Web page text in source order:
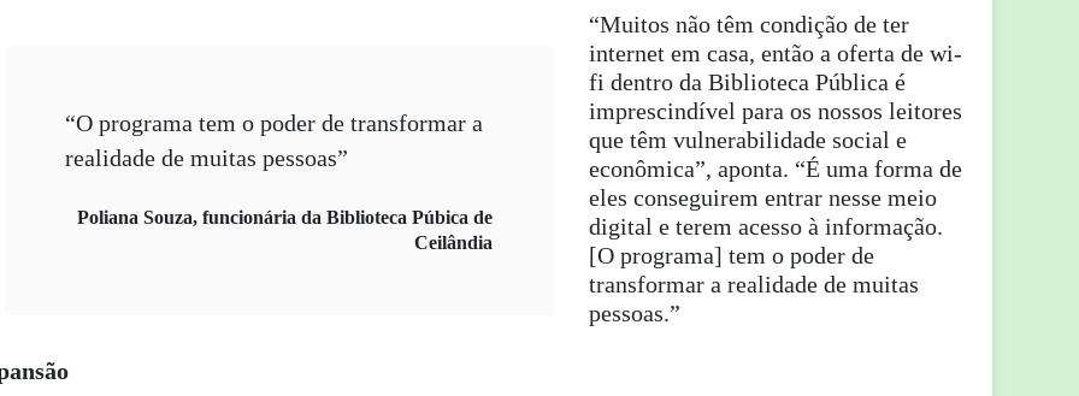
“O programa tem o poder de transformar a
realidade de muitas pessoas”
Poliana Souza, funcionária da Biblioteca Púbica de
Ceilândia
“Muitos não têm condição de ter
internet em casa, então a oferta de wi-
fi dentro da Biblioteca Pública é
imprescindível para os nossos leitores
que têm vulnerabilidade social e
econômica”, aponta. “É uma forma de
eles conseguirem entrar nesse meio
digital e terem acesso à informação.
[O programa] tem o poder de
transformar a realidade de muitas
pessoas.”